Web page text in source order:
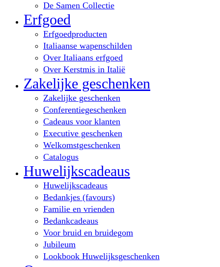
De Samen Collectie
Erfgoed
Erfgoedproducten
Italiaanse wapenschilden
Over Italiaans erfgoed
Over Kerstmis in Italië
Zakelijke geschenken
Zakelijke geschenken
Conferentiegeschenken
Cadeaus voor klanten
Executive geschenken
Welkomstgeschenken
Catalogus
Huwelijkscadeaus
Huwelijkscadeaus
Bedankjes (favours)
Familie en vrienden
Bedankcadeaus
Voor bruid en bruidegom
Jubileum
Lookbook Huwelijksgeschenken